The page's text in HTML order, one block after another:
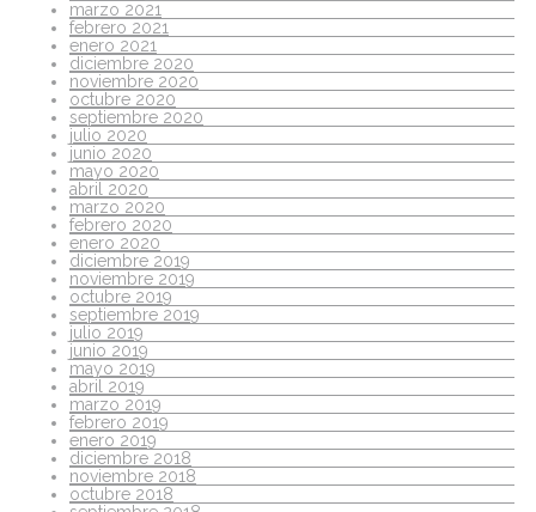
marzo 2021
febrero 2021
enero 2021
diciembre 2020
noviembre 2020
octubre 2020
septiembre 2020
julio 2020
junio 2020
mayo 2020
abril 2020
marzo 2020
febrero 2020
enero 2020
diciembre 2019
noviembre 2019
octubre 2019
septiembre 2019
julio 2019
junio 2019
mayo 2019
abril 2019
marzo 2019
febrero 2019
enero 2019
diciembre 2018
noviembre 2018
octubre 2018